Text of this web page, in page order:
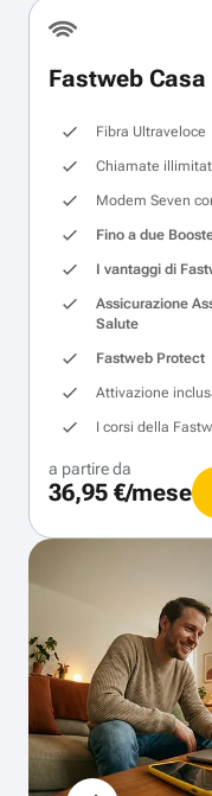
Fastweb Casa
Fibra Ultraveloce
Chiamate
Modem Seven
Fino a due
I vantaggi di
Assicurazione
Salute
Fastweb Protect
Attivazione
I corsi della
a partire da
36,95 €/mese